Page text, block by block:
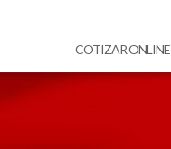
COTIZAR ONLINE